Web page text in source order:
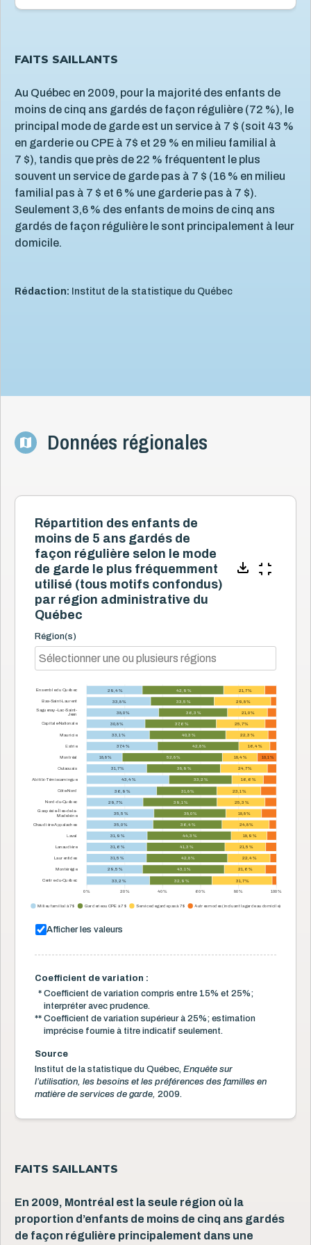
FAITS SAILLANTS
Au Québec en 2009, pour la majorité des enfants de
moins de cinq ans gardés de façon régulière (72 %), le
principal mode de garde est un service à 7 $ (soit 43 %
en garderie ou CPE à 7$ et 29 % en milieu familial à
7 $), tandis que près de 22 % fréquentent le plus
souvent un service de garde pas à 7 $ (16 % en milieu
familial pas à 7 $ et 6 % une garderie pas à 7 $).
Seulement 3,6 % des enfants de moins de cinq ans
gardés de façon régulière le sont principalement à leur
domicile.
Rédaction: Institut de la statistique du Québec
Données régionales
Répartition des enfants de
moins de 5 ans gardés de
façon régulière selon le mode
de garde le plus fréquemment
utilisé (tous motifs confondus)
par région administrative du
Québec
Région(s)
0 % 20 % 40 % 60 % 80 % 100 %
29,4 % 42,9 % 21,7 %
33,8 % 33,5 % 29,8 %
38,0 % 36,3 % 21,0 %
30,8 % 37,6 % 25,7 %
33,1 % 40,3 % 22,3 %
37,4 % 42,8 % 16,4 %
18,8 % 52,8 % 18,4 % 10,1 %
31,7 % 38,9 % 24,7 %
43,4 % 33,2 % 16,6 %
36,9 % 31,8 % 23,1 %
29,7 % 39,1 % 25,3 %
35,5 % 38,0 % 18,8 %
35,0 % 36,4 % 24,8 %
31,9 % 44,3 % 18,9 %
31,6 % 41,3 % 21,5 %
31,5 % 42,8 % 22,4 %
29,5 % 43,1 % 21,6 %
33,2 % 32,9 % 31,7 %
Ensemble du Québec
Bas-Saint-Laurent
Saguenay–Lac-Saint-
Jean
Capitale-Nationale
Mauricie
Estrie
Montréal
Outaouais
Abitibi-Témiscamingue
Côte-Nord
Nord-du-Québec
Gaspésie–Îles-de-la-
Madeleine
Chaudière-Appalaches
Laval
Lanaudière
Laurentides
Montérégie
Centre-du-Québec
Milieu familial à 7 $ Garderie ou CPE à 7 $ Service de garde pas à 7 $ Autres modes (incluant la garde au domicile)
Afficher les valeurs
Coefficient de variation :
* Coefficient de variation compris entre 15% et 25%;
interpréter avec prudence.
** Coefficient de variation supérieur à 25%; estimation
imprécise fournie à titre indicatif seulement.
Source
Institut de la statistique du Québec, Enquête sur
l’utilisation, les besoins et les préférences des familles en
matière de services de garde, 2009.
FAITS SAILLANTS
En 2009, Montréal est la seule région où la
proportion d’enfants de moins de cinq ans gardés
de façon régulière principalement dans une